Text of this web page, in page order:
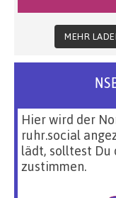
MEHR
Hier wird der
ruhr.social
lädt, solltest Du
zustimmen.